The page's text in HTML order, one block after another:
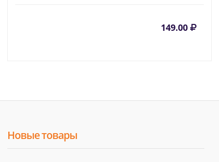
149.00
Новые товары